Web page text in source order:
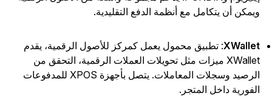
أن يتكامل مع أنظمة الدفع التقليدية.
: تطبيق محمول يعمل كمركز للأصول الرقمية، يقدم
XWallet ميزات مثل تحويلات العملات الرقمية، التحقق من
الرصيد وسجلات المعاملات. يتصل بأجهزة XPOS للمدفوعات
داخل المتجر.